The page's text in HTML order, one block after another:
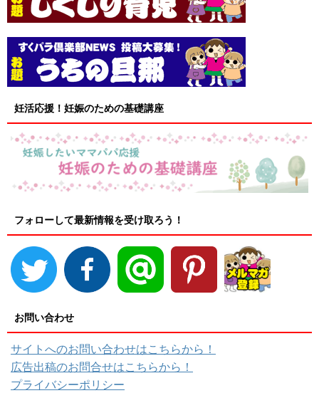
妊活応援！妊娠のための基礎講座
フォローして最新情報を受け取ろう！
お問い合わせ
サイトへのお問い合わせはこちらから！
広告出稿のお問合せはこちらから！
プライバシーポリシー